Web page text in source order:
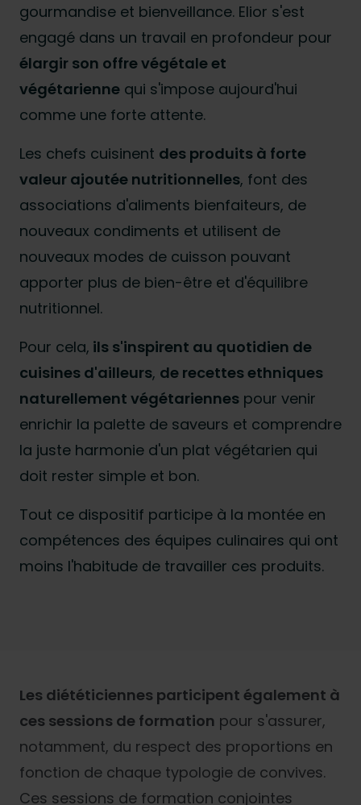
gourmandise et bienveillance. Elior s'est
engagé dans un travail en profondeur pour
élargir son offre végétale et
végétarienne qui s'impose aujourd'hui
comme une forte attente.
Les chefs cuisinent des produits à forte
valeur ajoutée nutritionnelles, font des
associations d'aliments bienfaiteurs, de
nouveaux condiments et utilisent de
nouveaux modes de cuisson pouvant
apporter plus de bien-être et d'équilibre
nutritionnel.
Pour cela, ils s'inspirent au quotidien de
cuisines d'ailleurs, de recettes ethniques
naturellement végétariennes pour venir
enrichir la palette de saveurs et comprendre
la juste harmonie d'un plat végétarien qui
doit rester simple et bon.
Tout ce dispositif participe à la montée en
compétences des équipes culinaires qui ont
moins l'habitude de travailler ces produits.
Les diététiciennes participent également à
ces sessions de formation pour s'assurer,
notamment, du respect des proportions en
fonction de chaque typologie de convives.
Ces sessions de formation conjointes